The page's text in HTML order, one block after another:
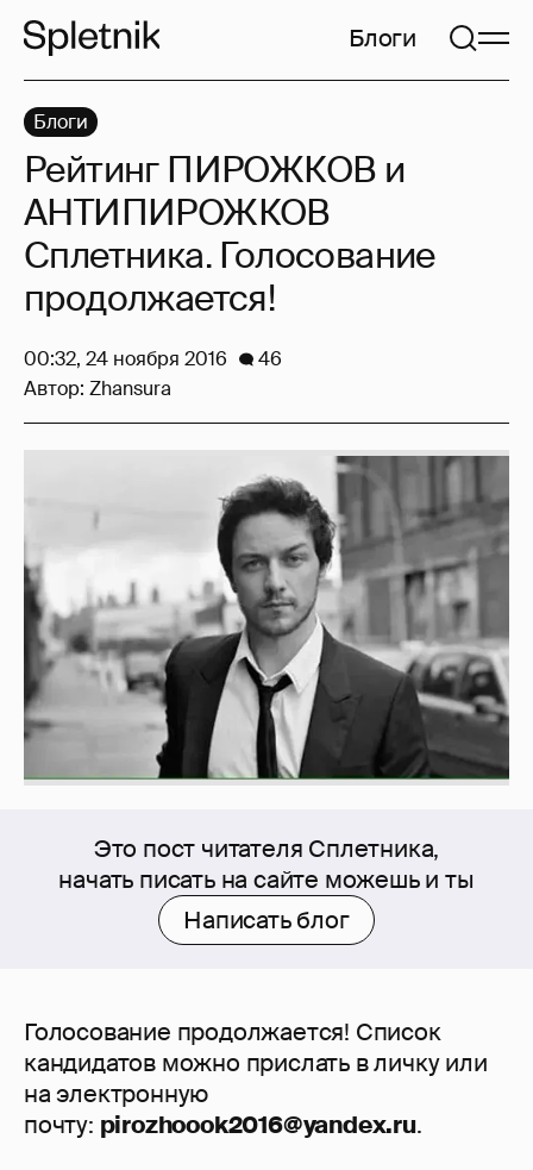
Блоги
Это пост читателя Сплетника,
начать писать на сайте можешь и ты
Написать блог
Голосование продолжается! Список
кандидатов можно прислать в личку или
на электронную
почту: pirozhoook2016@yandex.ru.
Блоги
Рейтинг ПИРОЖКОВ и
АНТИПИРОЖКОВ
Сплетника. Голосование
продолжается!
00:32, 24 ноября 2016
46
Автор: Zhansura